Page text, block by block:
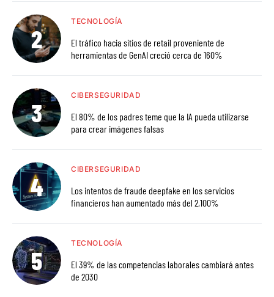
TECNOLOGÍA
El tráfico hacia sitios de retail proveniente de
herramientas de GenAI creció cerca de 160%
CIBERSEGURIDAD
El 80% de los padres teme que la IA pueda utilizarse
para crear imágenes falsas
CIBERSEGURIDAD
Los intentos de fraude deepfake en los servicios
financieros han aumentado más del 2,100%
TECNOLOGÍA
El 39% de las competencias laborales cambiará antes
de 2030